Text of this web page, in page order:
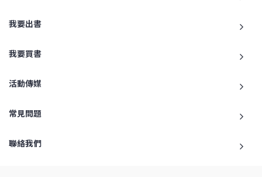
我要出書
我要買書
活動傳媒
常見問題
聯絡我們